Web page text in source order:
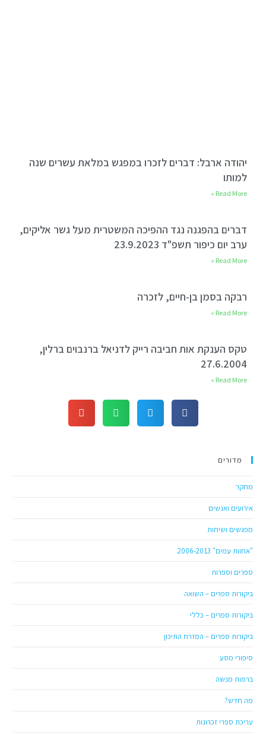
יהודה ארבל: דברים לזכרו במפגש במלאת עשרים שנה
למותו
Read More »
דברים בהפגנה נגד ההפיכה המשטרית מעל גשר אליקים,
ערב יום כיפור תשפ"ד 23.9.2023
Read More »
רבקה בסמן בן-חיים, לזכרה
Read More »
טקס הענקת אות חביבה רייק לדניאל ברנבוים ברלין,
27.6.2004
Read More »
מדורים
מחקר
אירועים ואנשים
מפגשים ושיחות
"אחוות עמים" 2006-2013
ספרים וספרות
ביקורות ספרים – השואה
ביקורות ספרים – כללי
ביקורות ספרים – המזרח התיכון
סיפורי מסע
ברמות מנשה
מה חדש?
עריכת ספרי זכרונות